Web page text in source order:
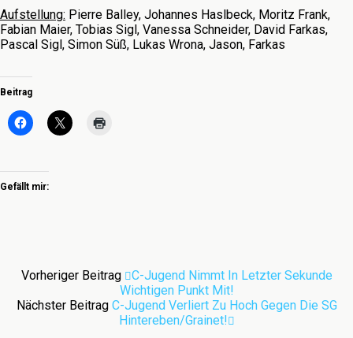
Aufstellung: Pierre Balley, Johannes Haslbeck, Moritz Frank,
Fabian Maier, Tobias Sigl, Vanessa Schneider, David Farkas,
Pascal Sigl, Simon Süß, Lukas Wrona, Jason, Farkas
Beitrag
Gefällt mir:
Vorheriger Beitrag
C-Jugend Nimmt In Letzter Sekunde
Wichtigen Punkt Mit!
Nächster Beitrag C-Jugend Verliert Zu Hoch Gegen Die SG
Hintereben/Grainet!